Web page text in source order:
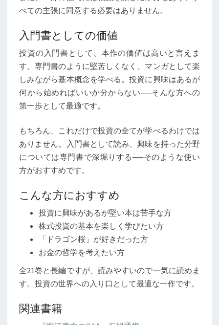
べての主張に同意する必要はありません。
入門書としての価値
投資の入門書として、本作の価値は高いと言えま
す。専門書のように堅苦しくなく、マンガとして楽
しみながら基本概念を学べる。投資に興味はあるが
何から始めればいいか分からない──そんな方への
第一歩として最適です。
もちろん、これだけで投資の全てが学べるわけでは
ありません。入門書として読み、興味を持った分野
については専門書で深堀りする──そのような使い
方がおすすめです。
こんな方におすすめ
投資に興味があるが堅い本は苦手な方
株式投資の基本を楽しく学びたい方
「ドラゴン桜」が好きだった方
お金の哲学を考えたい方
全21巻と長編ですが、読みやすいので一気に読めま
す。投資の世界への入り口として最適な一作です。
関連書籍